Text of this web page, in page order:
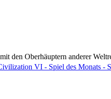
den Oberhäuptern anderer
VI - Spiel des Monats -